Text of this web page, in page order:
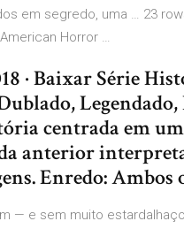
em segredo, uma … 23
Horror …
· Baixar Série
centrada em
anterior
Enredo:
— e sem muito